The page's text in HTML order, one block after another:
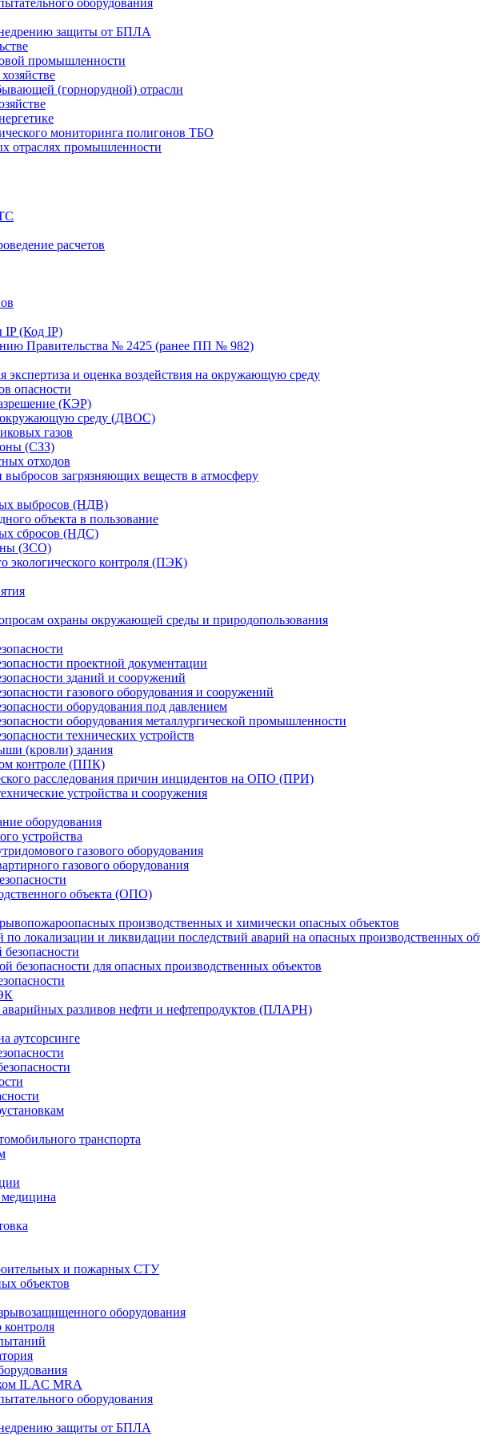
оборудования
защиты от БПЛА
промышленности
(горнорудной) отрасли
мониторинга полигонов ТБО
отраслях промышленности
расчетов
IP (Код IP)
Правительства № 2425 (ранее ПП № 982)
экспертиза и оценка воздействия на окружающую среду
опасности
(КЭР)
окружающую среду (ДВОС)
газов
(СЗЗ)
отходов
загрязняющих веществ в атмосферу
выбросов (НДВ)
объекта в пользование
сбросов (НДС)
(ЗСО)
экологического контроля (ПЭК)
охраны окружающей среды и природопользования
проектной документации
зданий и сооружений
газового оборудования и сооружений
оборудования под давлением
оборудования металлургической промышленности
технических устройств
(кровли) здания
контроле (ППК)
расследования причин инцидентов на ОПО (ПРИ)
устройства и сооружения
оборудования
устройства
газового оборудования
газового оборудования
объекта (ОПО)
производственных и химически опасных объектов
локализации и ликвидации последствий аварий на опасных производственных
безопасности для опасных производственных объектов
аварийных разливов нефти и нефтепродуктов (ПЛАРН)
аутсорсинге
транспорта
и пожарных СТУ
объектов
оборудования
ILAC MRA
оборудования
защиты от БПЛА